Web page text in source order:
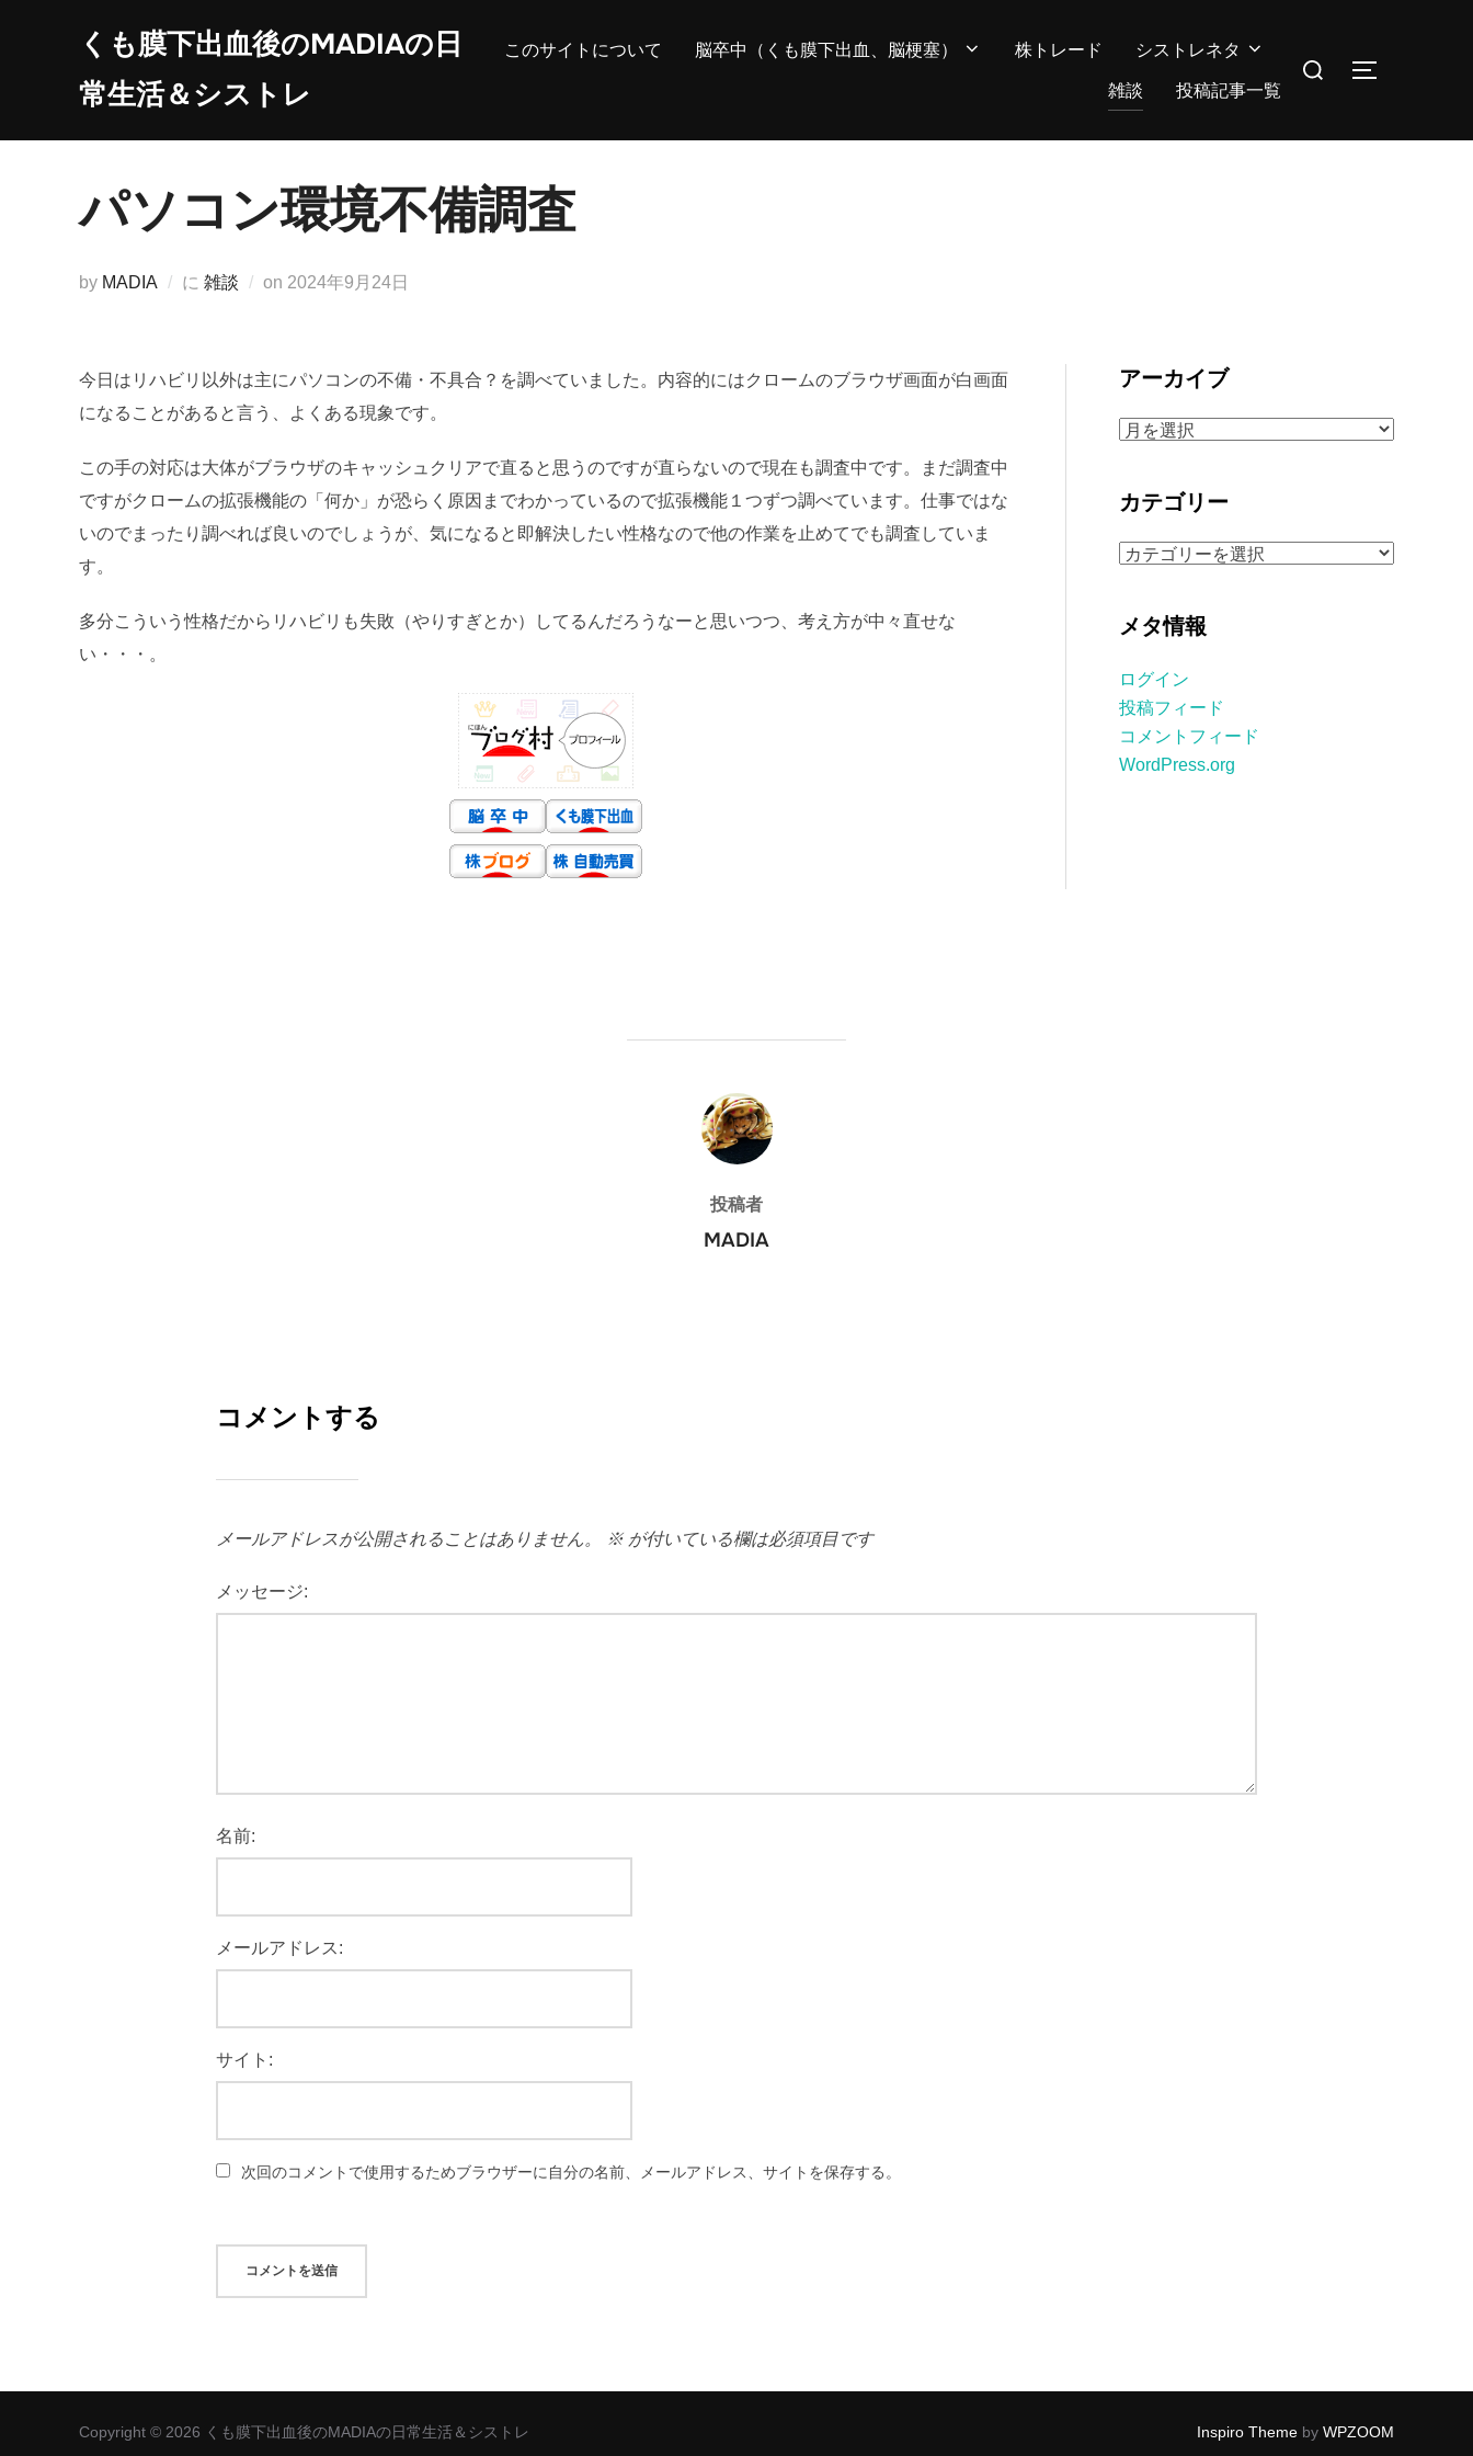
ツ
くも膜下出血後のMADIAの日
常生活＆シストレ
このサイトについて 脳卒中（くも膜下出血、脳梗塞） 株トレード
シストレネタ
雑談
投稿記事一覧
検
サイドバー
パソコン環境不備調査
by MADIA に 雑談 on 投
2024年9月24日
今日はリハビリ以外は主にパソコンの不備・不具合？を調べていました。内容的にはクロームのブラウザ画面が白画面
になることがあると言う、よくある現象です。
この手の対応は大体がブラウザのキャッシュクリアで直ると思うのですが直らないので現在も調査中です。まだ調査中
ですがクロームの拡張機能の「何か」が恐らく原因までわかっているので拡張機能１つずつ調べています。仕事ではな
いのでまったり調べれば良いのでしょうが、気になると即解決したい性格なので他の作業を止めてでも調査していま
す。
多分こういう性格だからリハビリも失敗（やりすぎとか）してるんだろうなーと思いつつ、考え方が中々直せな
い・・・。
アーカイブ
ア
イ
ブ
カテゴリー
カ
リ
メタ情報
ログイン
投稿フィード
コメントフィード
WordPress.org
投稿者
投稿者
MADIA
コメントする
メールアドレスが公開されることはありません。 ※ が付いている欄は必須項目です
メッセージ:
名前:
メールアドレス:
サイト:
次回のコメントで使用するためブラウザーに自分の名前、メールアドレス、サイトを保存する。
Copyright © 2026 くも膜下出血後のMADIAの日常生活＆シストレ Inspiro Theme by WPZOOM